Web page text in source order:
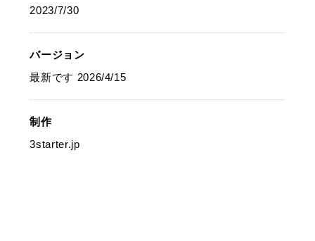
2023/7/30
バージョン
最新です 2026/4/15
制作
3starter.jp